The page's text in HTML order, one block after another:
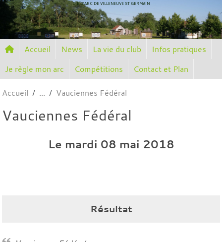
CIE D'ARC DE VILLENEUVE ST GERMAIN
Accueil News La vie du club
Infos pratiques
Je règle mon arc
Compétitions Contact et Plan
Accueil Vauciennes Fédéral
Vauciennes Fédéral
Le mardi 08 mai 2018
Résultat
Panneau de gestion des cookies